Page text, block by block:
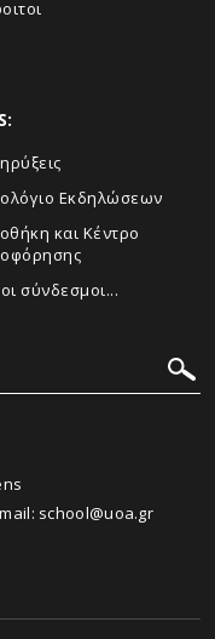
Εκδηλώσεων
και Κέντρο
σύνδεσμοι...
school@uoa.gr